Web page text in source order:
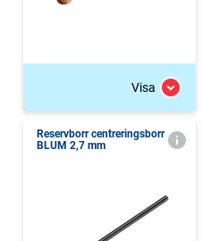
Visa
Reservborr centreringsborr
BLUM 2,7 mm